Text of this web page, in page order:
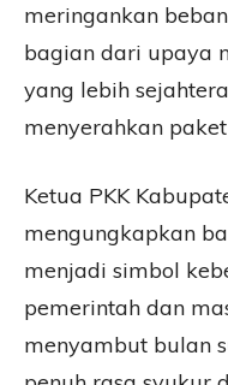
meringankan
bagian dari upaya
yang lebih
menyerahkan
Ketua PKK
mengungkapkan
menjadi simbol
pemerintah dan
menyambut bulan